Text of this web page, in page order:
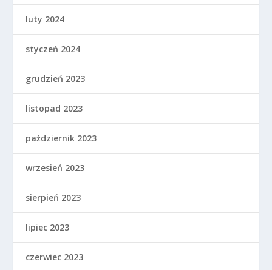
luty 2024
styczeń 2024
grudzień 2023
listopad 2023
październik 2023
wrzesień 2023
sierpień 2023
lipiec 2023
czerwiec 2023